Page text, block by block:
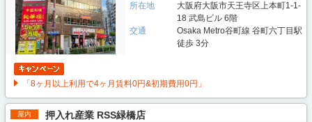
所在地
大阪府大阪市天王寺区上本町1-1-
18 武島ビル 6階
交通
Osaka Metro谷町線 谷町六丁目駅
徒歩 3分
「8ヶ月以上利用で4ヶ月賃料0円&初期費用0円」
屋内 押入れ産業 RSS緑橋店